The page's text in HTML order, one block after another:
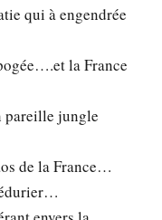
qui à engendrée
la France
pareille jungle
de la France…